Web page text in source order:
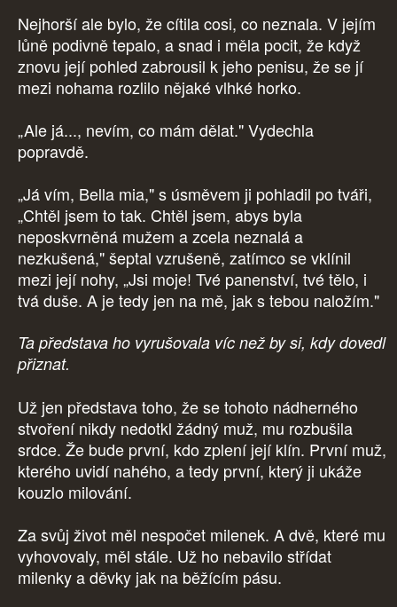
Nejhorší ale bylo, že cítila cosi, co neznala. V jejím
lůně podivně tepalo, a snad i měla pocit, že když
znovu její pohled zabrousil k jeho penisu, že se jí
mezi nohama rozlilo nějaké vlhké horko.
„Ale já..., nevím, co mám dělat." Vydechla
popravdě.
„Já vím, Bella mia," s úsměvem ji pohladil po tváři,
„Chtěl jsem to tak. Chtěl jsem, abys byla
neposkvrněná mužem a zcela neznalá a
nezkušená," šeptal vzrušeně, zatímco se vklínil
mezi její nohy, „Jsi moje! Tvé panenství, tvé tělo, i
tvá duše. A je tedy jen na mě, jak s tebou naložím."
Ta představa ho vyrušovala víc než by si, kdy dovedl
přiznat.
Už jen představa toho, že se tohoto nádherného
stvoření nikdy nedotkl žádný muž, mu rozbušila
srdce. Že bude první, kdo zplení její klín. První muž,
kterého uvidí nahého, a tedy první, který ji ukáže
kouzlo milování.
Za svůj život měl nespočet milenek. A dvě, které mu
vyhovovaly, měl stále. Už ho nebavilo střídat
milenky a děvky jak na běžícím pásu.